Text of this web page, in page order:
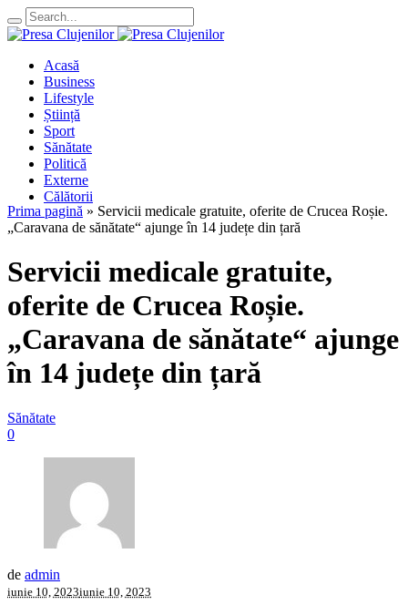
Acasă
Business
Lifestyle
Știință
Sport
Sănătate
Politică
Externe
Călătorii
Prima pagină » Servicii medicale gratuite, oferite de Crucea Roșie.
„Caravana de sănătate“ ajunge în 14 județe din țară
Servicii medicale gratuite,
oferite de Crucea Roșie.
„Caravana de sănătate“ ajunge
în 14 județe din țară
Sănătate
0
de admin
iunie 10, 2023iunie 10, 2023